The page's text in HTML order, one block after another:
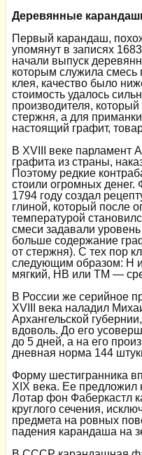
Деревянные
Первый карандаш,
упомянут в записях
начали выпуск
которым служила смесь
клея, качество было
стоимость удалось
производителя,
стержня, а для
настоящий графит,
В XVIII веке парламент
графита из страны,
Поэтому редкие
стоили огромных
1794 году создал
глиной, который после
температурой
смеси задавали
больше содержание
от стержня). С тех пор
следующим образом: Н
мягкий, НВ или ТМ —
В России же серийное
XVIII века наладил
Архангельской
вдоволь. До его
до 5 дней, а на его
дневная норма 144
Форму шестигранника
XIX века. Ее
Лотар фон Фаберкастл
круглого сечения,
предмета на ровных
падения карандаша на